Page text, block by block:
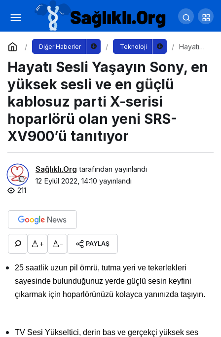
Diğer Haberler Teknoloji
Hayatı
Yaşayın
Sony, en
SRS-
Hayatı Sesli Yaşayın Sony, en
yüksek sesli ve en güçlü
kablosuz parti X-serisi
hoparlörü olan yeni SRS-
XV900’ü tanıtıyor
Sağlıklı.Org tarafından yayınlandı
12 Eylül 2022, 14:10 yayınlandı
211
+ - PAYLAŞ
25 saatlik uzun pil ömrü, tutma yeri ve tekerlekleri
sayesinde bulunduğunuz yerde güçlü sesin keyfini
çıkarmak için hoparlörünüzü kolayca yanınızda taşıyın.
TV Sesi Yükseltici, derin bas ve gerçekçi yüksek ses
Yu-Gi-Oh Master Duel’da Yepyeni İçerikler
Sizi Bekliyor
Yorum Yap Paylaş